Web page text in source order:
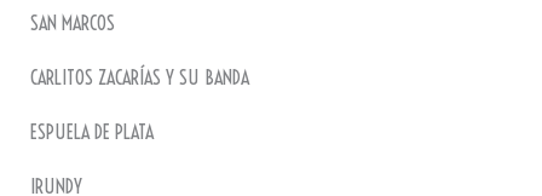
SAN MARCOS
CARLITOS ZACARÍAS Y SU BANDA
ESPUELA DE PLATA
IRUNDY